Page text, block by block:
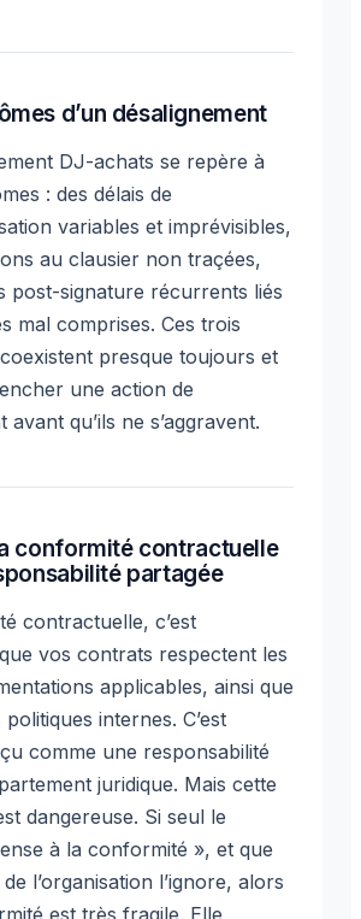
d’un désalignement
DJ-achats se repère à
: des délais de
variables et imprévisibles,
au clausier non traçées,
post-signature récurrents liés
mal comprises. Ces trois
presque toujours et
une action de
avant qu’ils ne s’aggravent.
conformité contractuelle
partagée
contractuelle, c’est
vos contrats respectent les
applicables, ainsi que
internes. C’est
comme une responsabilité
juridique. Mais cette
dangereuse. Si seul le
à la conformité », et que
l’organisation l’ignore, alors
est très fragile. Elle